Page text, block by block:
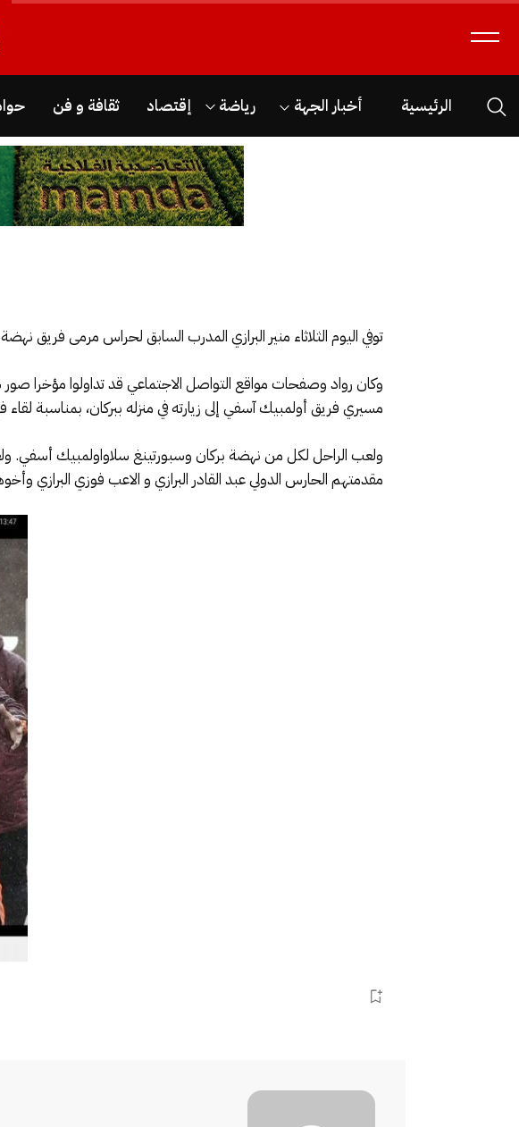
الرئيسية أخبار الجهة رياضة إقتصاد ثقافة و فن
توفي اليوم الثلاثاء منير البرازي المدرب السابق لحراس مرمى
وكان رواد وصفحات مواقع التواصل الاجتماعي قد تداولوا مؤخرا
مسيري فريق أولمبيك آسفي إلى زيارته في منزله ببركان، بمناسبة لقاء
ولعب الراحل لكل من نهضة بركان وسبورتينغ سلاواولمبيك أسفي.
مقدمتهم الحارس الدولي عبد القادر البرازي و الاعب فوزي البرازي